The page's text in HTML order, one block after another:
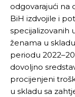
odgovarajući na
BiH izdvojile i
specijalizovanih
ženama u
periodu
dovoljno
procijenjeni
u skladu sa